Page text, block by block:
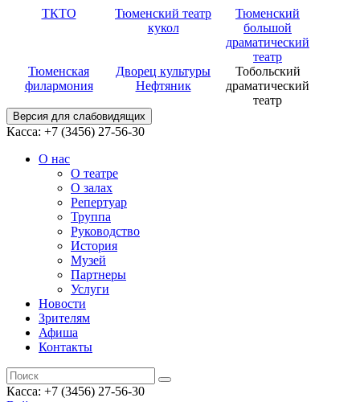
ТКТО
Тюменский театр
кукол
Тюменский
большой
драматический
театр
Тюменская
филармония
Дворец культуры
Нефтяник
Тобольский
драматический
театр
Версия для слабовидящих
Касса: +7 (3456) 27-56-30
О нас
О театре
О залах
Репертуар
Труппа
Руководство
История
Музей
Партнеры
Услуги
Новости
Зрителям
Афиша
Контакты
Касса: +7 (3456) 27-56-30